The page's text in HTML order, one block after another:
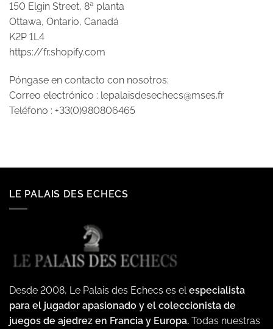
150 Elgin Street, 8ª planta
Ottawa, Ontario, Canadá
K2P 1L4
https://fr.shopify.com
Póngase en contacto con nosotros:
Correo electrónico : lepalaisdesechecs@mses.fr
Teléfono : +33(0)980806465
LE PALAIS DES ECHECS
Desde 2008, Le Palais des Echecs es el especialista
para el jugador apasionado y el coleccionista de
juegos de ajedrez en Francia y Europa. Todas nuestras